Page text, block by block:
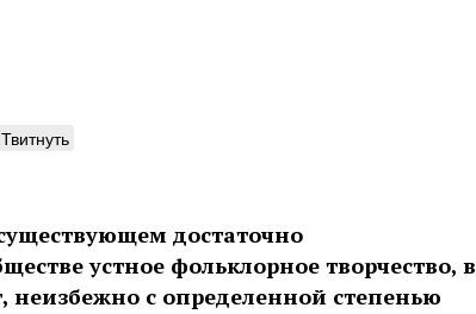
Твитнуть
достаточно
устное фольклорное творчество, в
неизбежно с определенной степенью